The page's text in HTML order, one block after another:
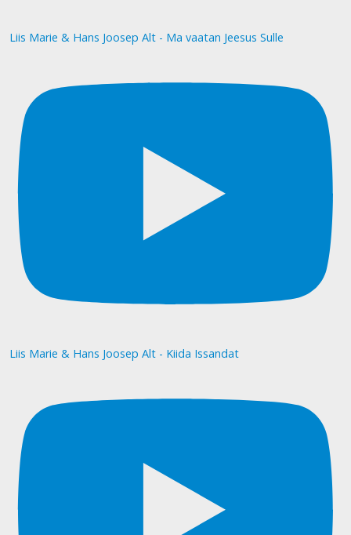
Liis Marie & Hans Joosep Alt - Ma vaatan Jeesus Sulle
Liis Marie & Hans Joosep Alt - Kiida Issandat